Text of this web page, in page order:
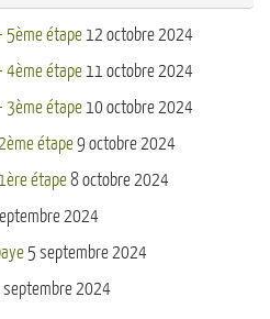
5ème étape 12 octobre 2024
4ème étape 11 octobre 2024
3ème étape 10 octobre 2024
étape9 octobre 2024
étape8 octobre 2024
2024
5 septembre 2024
septembre 2024